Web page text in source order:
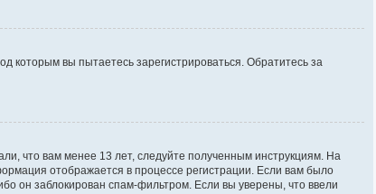
которым вы пытаетесь зарегистрироваться. Обратитесь за
что вам менее 13 лет, следуйте полученным инструкциям. На
отображается в процессе регистрации. Если вам было
он заблокирован спам-фильтром. Если вы уверены, что ввели